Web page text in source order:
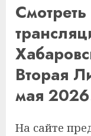
Вторая
мая
На сайте